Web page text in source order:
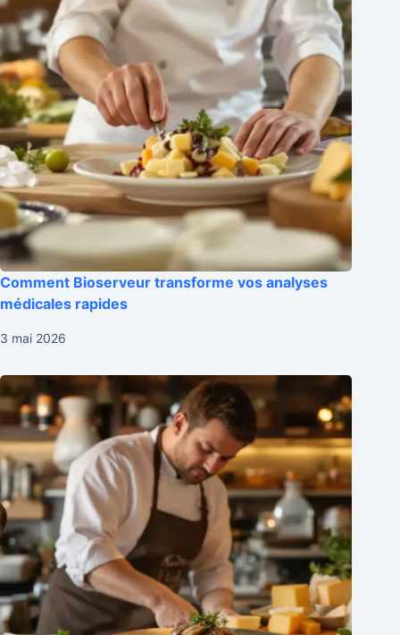
Comment Bioserveur transforme vos analyses
médicales rapides
3 mai 2026